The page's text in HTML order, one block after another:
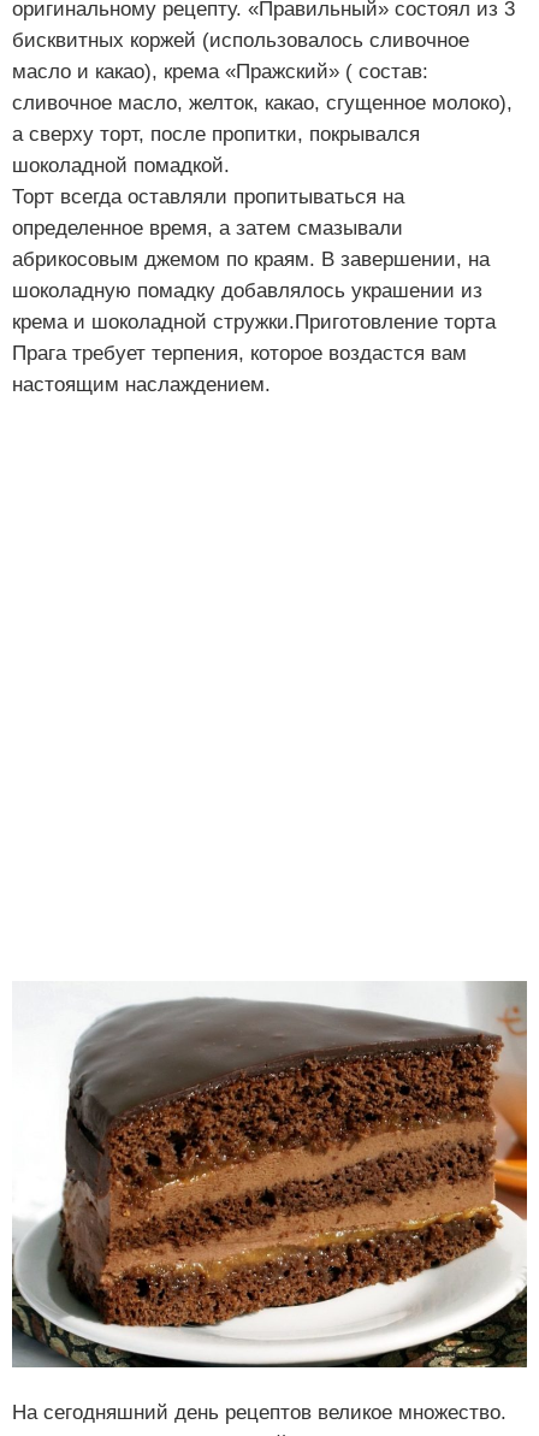
оригинальному рецепту. «Правильный» состоял из 3
бисквитных коржей (использовалось сливочное
масло и какао), крема «Пражский» ( состав:
сливочное масло, желток, какао, сгущенное молоко),
а сверху торт, после пропитки, покрывался
шоколадной помадкой.
Торт всегда оставляли пропитываться на
определенное время, а затем смазывали
абрикосовым джемом по краям. В завершении, на
шоколадную помадку добавлялось украшении из
крема и шоколадной стружки.Приготовление торта
Прага требует терпения, которое воздастся вам
настоящим наслаждением.
На сегодняшний день рецептов великое множество.